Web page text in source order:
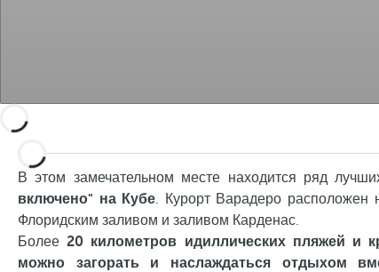
В этом замечательном месте находится ряд
включено" на Кубе. Курорт Варадеро расположен
Флоридским заливом и заливом Карденас.
Более20 километров идиллических пляжей и
можно загорать и наслаждаться отдыхом